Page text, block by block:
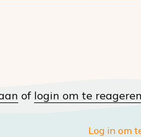
of login om te
Log in om